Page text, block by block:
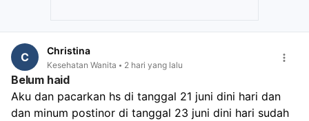
C Christina
Kesehatan Wanita 2 hari yang lalu
Belum haid
Aku dan pacarkan hs di tanggal 21 juni dini hari dan
dan minum postinor di tanggal 23 juni dini hari sudah